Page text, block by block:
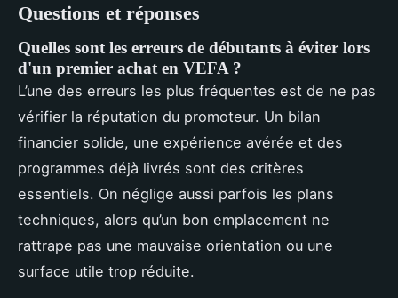
Questions et réponses
Quelles sont les erreurs de débutants à éviter lors
d'un premier achat en VEFA ?
L’une des erreurs les plus fréquentes est de ne pas
vérifier la réputation du promoteur. Un bilan
financier solide, une expérience avérée et des
programmes déjà livrés sont des critères
essentiels. On néglige aussi parfois les plans
techniques, alors qu’un bon emplacement ne
rattrape pas une mauvaise orientation ou une
surface utile trop réduite.